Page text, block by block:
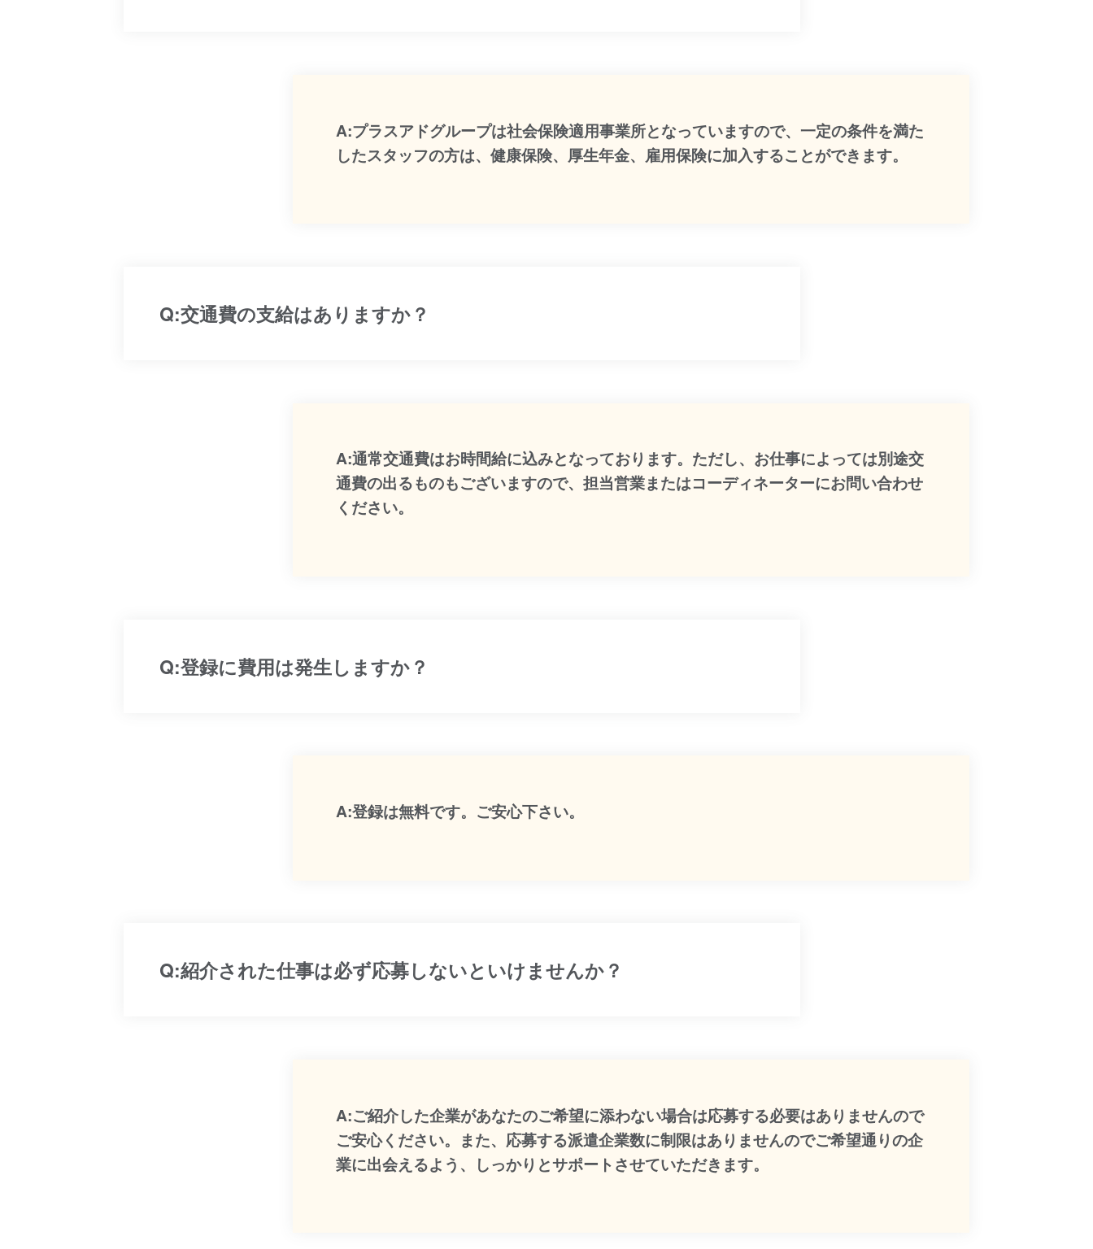
A:プラスアドグループは社会保険適用事業所となっていますので、一定の条件を満た
したスタッフの方は、健康保険、厚生年金、雇用保険に加入することができます。
Q:交通費の支給はありますか？
A:通常交通費はお時間給に込みとなっております。ただし、お仕事によっては別途交
通費の出るものもございますので、担当営業またはコーディネーターにお問い合わせ
ください。
Q:登録に費用は発生しますか？
A:登録は無料です。ご安心下さい。
Q:紹介された仕事は必ず応募しないといけませんか？
A:ご紹介した企業があなたのご希望に添わない場合は応募する必要はありませんので
ご安心ください。また、応募する派遣企業数に制限はありませんのでご希望通りの企
業に出会えるよう、しっかりとサポートさせていただきます。